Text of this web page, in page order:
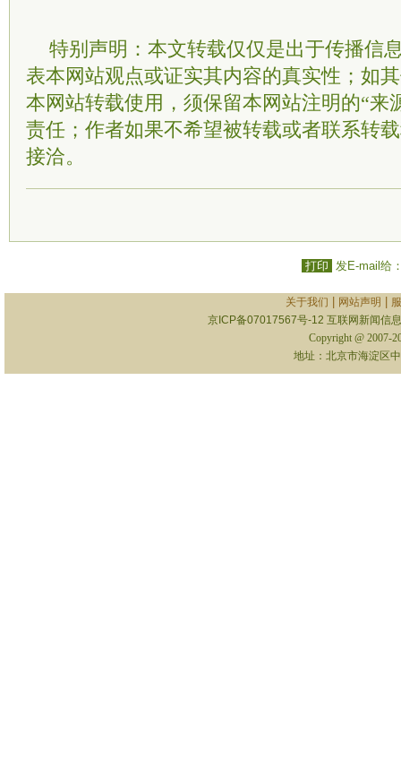
特别声明：本文转载仅仅是出于传播信
表本网站观点或证实其内容的真实性；如
本网站转载使用，须保留本网站注明的“来
责任；作者如果不希望被转载或者联系转
接洽。
打印 发E-mail给
关于我们 网站声明
京ICP备07017567号-12 互联网新闻信
Copyright @ 2007-
地址：北京市海淀区